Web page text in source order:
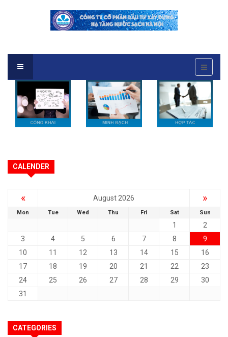
CALENDER
« August 2026 »
Mon Tue Wed Thu Fri Sat Sun
1
2
3
4 5 6 7 8
9
10
11 12 13 14 15
16
17
18 19 20 21 22
23
24
25 26 27 28 29
30
31
CATEGORIES